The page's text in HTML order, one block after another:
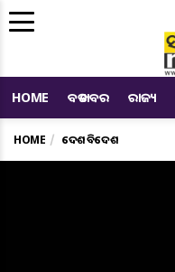
HOME ବଡ ଖବର ରାଜ୍ୟ
HOME ଦେଶ ବିଦେଶ